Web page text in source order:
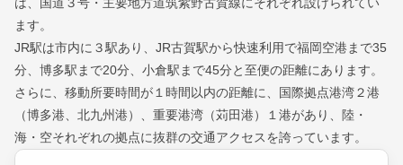
ます。
JR駅は市内に３駅あり、JR古賀駅から快速利用で福岡空港まで35
分、博多駅まで20分、小倉駅まで45分と至便の距離にあります。
さらに、移動所要時間が１時間以内の距離に、国際拠点港湾２港
（博多港、北九州港）、重要港湾（苅田港）１港があり、陸・
海・空それぞれの拠点に抜群の交通アクセスを誇っています。